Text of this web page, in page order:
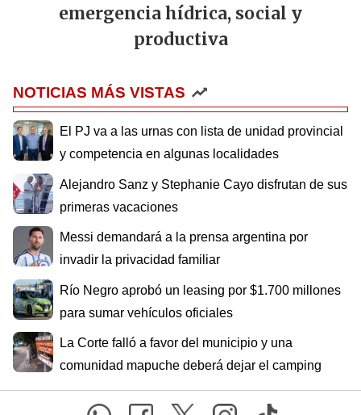
emergencia hídrica, social y
productiva
NOTICIAS MÁS VISTAS
El PJ va a las urnas con lista de unidad provincial
y competencia en algunas localidades
Alejandro Sanz y Stephanie Cayo disfrutan de sus
primeras vacaciones
Messi demandará a la prensa argentina por
invadir la privacidad familiar
Río Negro aprobó un leasing por $1.700 millones
para sumar vehículos oficiales
La Corte falló a favor del municipio y una
comunidad mapuche deberá dejar el camping